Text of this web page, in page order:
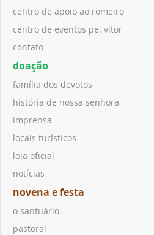
centro de apoio ao romeiro
centro de eventos pe. vitor
contato
doação
família dos devotos
história de nossa senhora
imprensa
locais turísticos
loja oficial
notícias
novena e festa
o santuário
pastoral